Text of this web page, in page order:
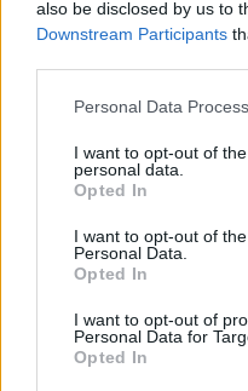
also be disclosed by us to
Downstream Participants
Personal Data
I want to opt-out of
personal data.
Opted In
I want to opt-out of
Personal Data.
Opted In
I want to opt-out of
Personal Data for
Opted In
🤭
12 Luglio 2025 alle ore 19:11
Buona serata
12 Luglio 2025 alle ore 20:27
· Ti stimo · Rispondi
CapitanFracassa
14 Luglio 2025 alle ore 06:38